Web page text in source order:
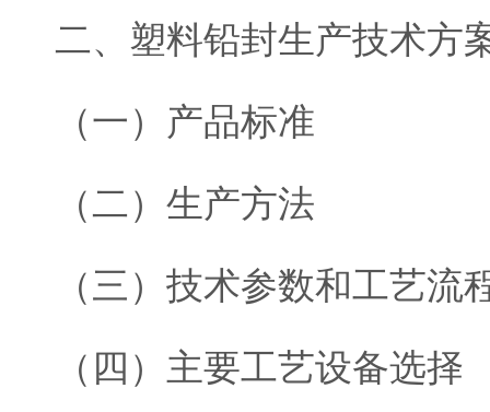
二、塑料铅封生产技术方
（一）产品标准
（二）生产方法
（三）技术参数和工艺流
（四）主要工艺设备选择